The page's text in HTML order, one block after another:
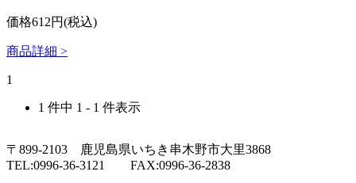
価格612円(税込)
商品詳細 >
1
1 件中 1 - 1 件表示
〒899-2103 鹿児島県いちき串木野市大里3868
TEL:0996-36-3121 FAX:0996-36-2838